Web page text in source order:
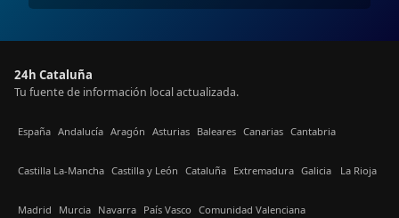
24h Cataluña
Tu fuente de información local actualizada.
España Andalucía Aragón Asturias Baleares Canarias Cantabria
Castilla La-Mancha Castilla y León Cataluña Extremadura Galicia La Rioja
Madrid Murcia Navarra País Vasco Comunidad Valenciana